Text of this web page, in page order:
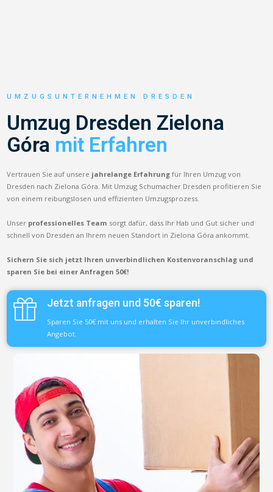
UMZUGSUNTERNEHMEN DRESDEN
Umzug Dresden Zielona
Góra mit Erfahren
Vertrauen Sie auf unsere jahrelange Erfahrung für Ihren Umzug von
Dresden nach Zielona Góra. Mit Umzug Schumacher Dresden profitieren Sie
von einem reibungslosen und effizienten Umzugsprozess.
Unser professionelles Team sorgt dafür, dass Ihr Hab und Gut sicher und
schnell von Dresden an Ihrem neuen Standort in Zielona Góra ankommt.
Sichern Sie sich jetzt Ihren unverbindlichen Kostenvoranschlag und
sparen Sie bei einer Anfragen 50€!
Jetzt anfragen und 50€ sparen!
Sparen Sie 50€ mit uns und erhalten Sie Ihr unverbindliches
Angebot.